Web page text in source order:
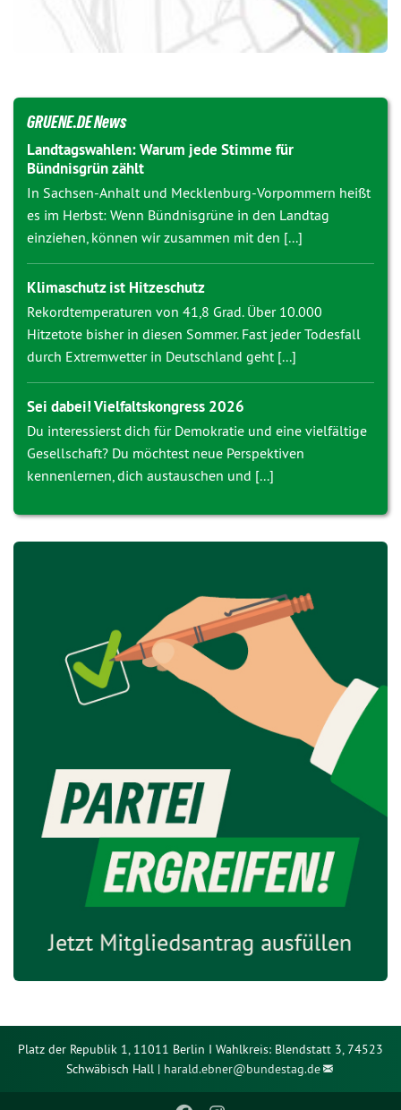
GRUENE.DE News
Landtagswahlen: Warum jede Stimme für
Bündnisgrün zählt
In Sachsen-Anhalt und Mecklenburg-Vorpommern heißt
es im Herbst: Wenn Bündnisgrüne in den Landtag
einziehen, können wir zusammen mit den [...]
Klimaschutz ist Hitzeschutz
Rekordtemperaturen von 41,8 Grad. Über 10.000
Hitzetote bisher in diesen Sommer. Fast jeder Todesfall
durch Extremwetter in Deutschland geht [...]
Sei dabei! Vielfaltskongress 2026
Du interessierst dich für Demokratie und eine vielfältige
Gesellschaft? Du möchtest neue Perspektiven
kennenlernen, dich austauschen und [...]
Platz der Republik 1, 11011 Berlin I Wahlkreis: Blendstatt 3, 74523
Schwäbisch Hall | harald.ebner@bundestag.de